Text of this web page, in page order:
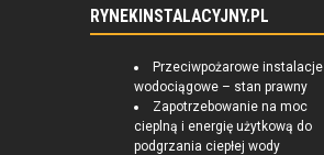
RYNEKINSTALACYJNY.PL
Przeciwpożarowe instalacje
wodociągowe – stan prawny
Zapotrzebowanie na moc
cieplną i energię użytkową do
podgrzania ciepłej wody